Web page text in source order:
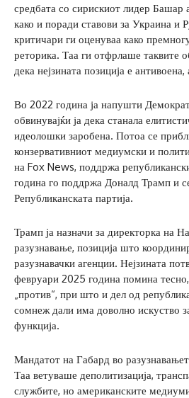
средбата со сирискиот лидер Башар
како и поради ставови за Украина и
критичари ги оценуваа како
реторика. Таа ги отфрлаше таквите
дека нејзината позиција е
Во 2022 година ја напушти
обвинувајќи ја дека станала
идеолошки заробена. Потоа се
конзервативниот медиумски и
на Fox News, поддржа
година го поддржа Доналд Трамп и
Републиканската партија.
Трамп ја назначи за директорка на
разузнавање, позиција што
разузнавачки агенции. Нејзината
февруари 2025 година помина
„против“, при што и дел од
сомнеж дали има доволно искуство
функција.
Мандатот на Габард во
Таа ветуваше деполитизација,
службите, но американските